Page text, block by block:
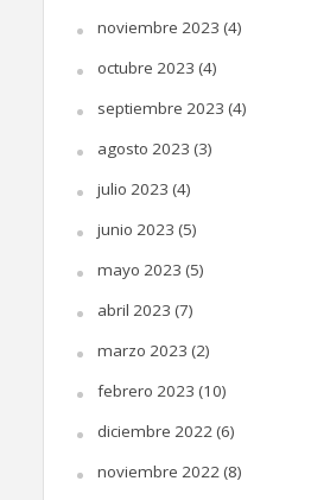
noviembre 2023 (4)
octubre 2023 (4)
septiembre 2023 (4)
agosto 2023 (3)
julio 2023 (4)
junio 2023 (5)
mayo 2023 (5)
abril 2023 (7)
marzo 2023 (2)
febrero 2023 (10)
diciembre 2022(6)
noviembre 2022(8)